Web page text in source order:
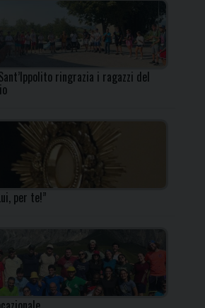
ringrazia i ragazzi del
per te!”